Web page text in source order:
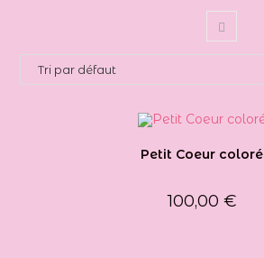
Petit Coeur coloré
100,00 €